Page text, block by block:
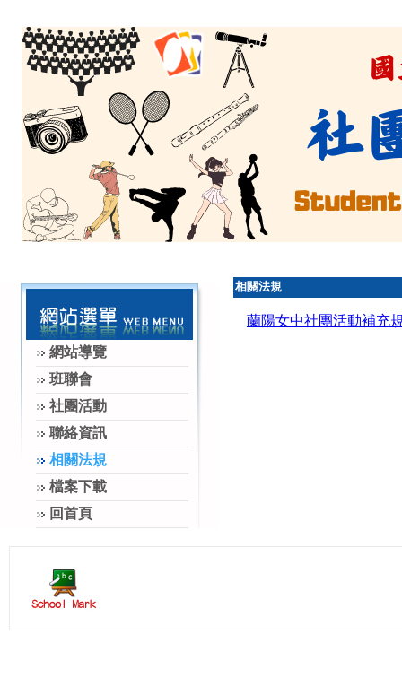
網站導覽
班聯會
社團活動
聯絡資訊
相關法規
檔案下載
回首頁
相關法規
蘭陽女中社團活動補充